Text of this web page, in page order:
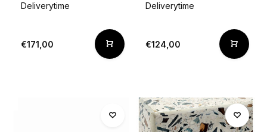
Deliverytime
€171,00
Deliverytime
€124,00